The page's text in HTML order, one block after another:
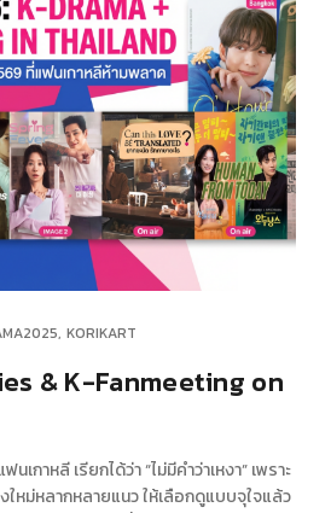
KORIKART
& K-Fanmeeting on
กาหลี เรียกได้ว่า “ไม่มีคำว่าเหงา” เพราะ
ใหม่หลากหลายแนว ให้เลือกดูแบบจุใจแล้ว